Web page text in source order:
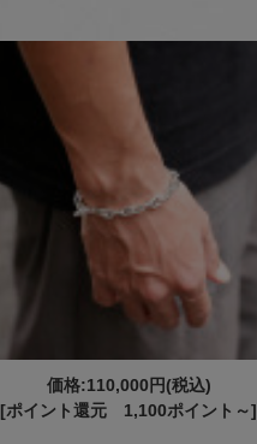
価格:110,000円(税込)
[ポイント還元 1,100ポイント～]